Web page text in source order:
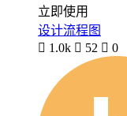
立即使用
设计流程图
 1.0k  52  0